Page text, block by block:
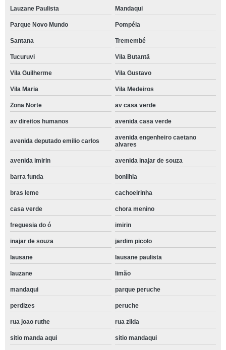
Lauzane Paulista Mandaqui
Parque Novo Mundo Pompéia
Santana Tremembé
Tucuruvi Vila Butantã
Vila Guilherme Vila Gustavo
Vila Maria Vila Medeiros
Zona Norte av casa verde
av direitos humanos avenida casa verde
avenida deputado emilio carlos
avenida engenheiro caetano
alvares
avenida imirin avenida inajar de souza
barra funda bonilhia
bras leme cachoeirinha
casa verde chora menino
freguesia do ó imirin
inajar de souza jardim picolo
lausane lausane paulista
lauzane limão
mandaqui parque peruche
perdizes peruche
rua joao ruthe rua zilda
sitio manda aqui sitio mandaqui